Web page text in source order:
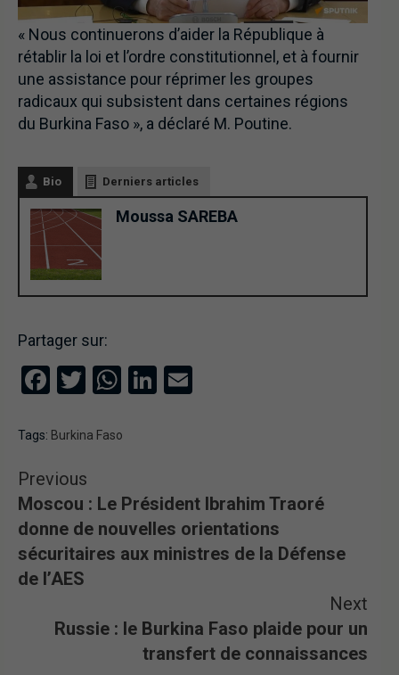
« Nous continuerons d’aider la République à
rétablir la loi et l’ordre constitutionnel, et à fournir
une assistance pour réprimer les groupes
radicaux qui subsistent dans certaines régions
du Burkina Faso », a déclaré M. Poutine.
Bio Derniers articles
Moussa SAREBA
Partager sur:
Facebook
Twitter
WhatsApp
LinkedIn
Tags: Burkina Faso
Previous
Moscou : Le Président Ibrahim Traoré
donne de nouvelles orientations
sécuritaires aux ministres de la Défense
de l’AES
Next
Russie : le Burkina Faso plaide pour un
transfert de connaissances